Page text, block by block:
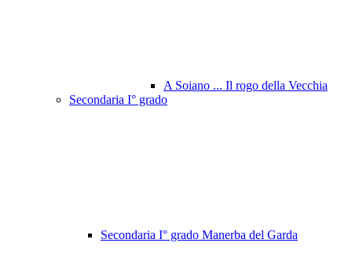
A Soiano ... Il rogo della Vecchia
Secondaria I° grado
Secondaria I° grado Manerba del Garda